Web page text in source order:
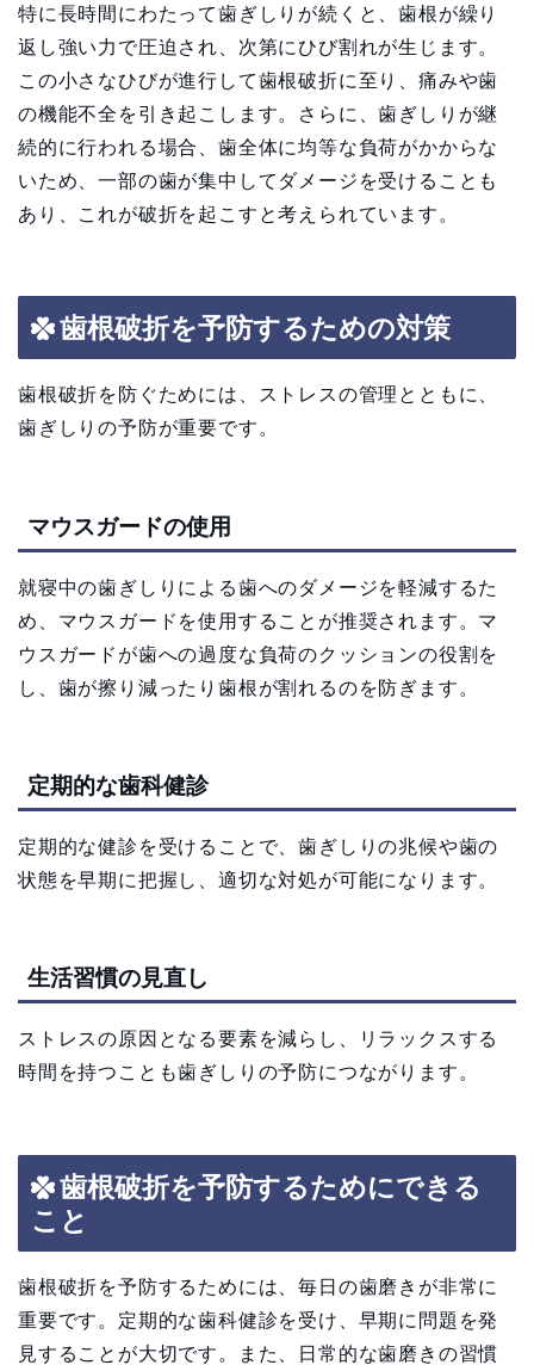
特に長時間にわたって歯ぎしりが続くと、歯根が繰り
返し強い力で圧迫され、次第にひび割れが生じます。
この小さなひびが進行して歯根破折に至り、痛みや歯
の機能不全を引き起こします。さらに、歯ぎしりが継
続的に行われる場合、歯全体に均等な負荷がかからな
いため、一部の歯が集中してダメージを受けることも
あり、これが破折を起こすと考えられています。
歯根破折を予防するための対策
歯根破折を防ぐためには、ストレスの管理とともに、
歯ぎしりの予防が重要です。
マウスガードの使用
就寝中の歯ぎしりによる歯へのダメージを軽減するた
め、マウスガードを使用することが推奨されます。マ
ウスガードが歯への過度な負荷のクッションの役割を
し、歯が擦り減ったり歯根が割れるのを防ぎます。
定期的な歯科健診
定期的な健診を受けることで、歯ぎしりの兆候や歯の
状態を早期に把握し、適切な対処が可能になります。
生活習慣の見直し
ストレスの原因となる要素を減らし、リラックスする
時間を持つことも歯ぎしりの予防につながります。
歯根破折を予防するためにできる
こと
歯根破折を予防するためには、毎日の歯磨きが非常に
重要です。定期的な歯科健診を受け、早期に問題を発
見することが大切です。また、日常的な歯磨きの習慣